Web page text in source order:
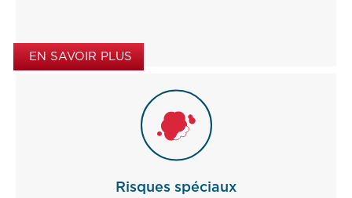
EN SAVOIR PLUS
Risques spéciaux